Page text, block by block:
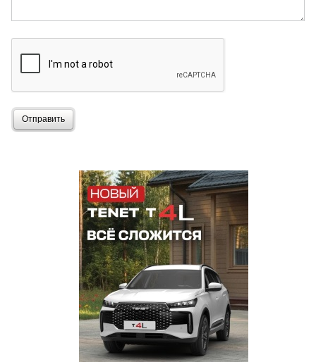
Отправить